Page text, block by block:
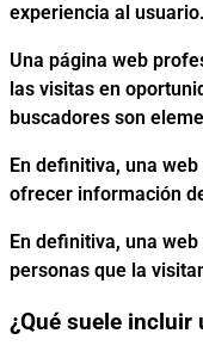
experiencia al usuario.
Una página web
las visitas en
buscadores son
En definitiva, una
ofrecer información
En definitiva, una
personas que la
¿Qué suele incluir